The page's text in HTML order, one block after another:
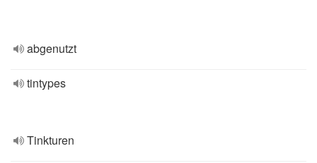
abgenutzt
tintypes
Tinkturen